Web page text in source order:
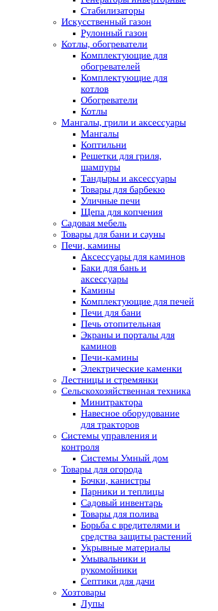
Стабилизаторы
Искусственный газон
Рулонный газон
Котлы, обогреватели
Комплектующие для
обогревателей
Комплектующие для
котлов
Обогреватели
Котлы
Мангалы, грили и аксессуары
Мангалы
Коптильни
Решетки для гриля,
шампуры
Тандыры и аксессуары
Товары для барбекю
Уличные печи
Щепа для копчения
Садовая мебель
Товары для бани и сауны
Печи, камины
Аксессуары для каминов
Баки для бань и
аксессуары
Камины
Комплектующие для печей
Печи для бани
Печь отопительная
Экраны и порталы для
каминов
Печи-камины
Электрические каменки
Лестницы и стремянки
Сельскохозяйственная техника
Минитрактора
Навесное оборудование
для тракторов
Системы управления и
контроля
Системы Умный дом
Товары для огорода
Бочки, канистры
Парники и теплицы
Садовый инвентарь
Товары для полива
Борьба с вредителями и
средства защиты растений
Укрывные материалы
Умывальники и
рукомойники
Септики для дачи
Хозтовары
Лупы